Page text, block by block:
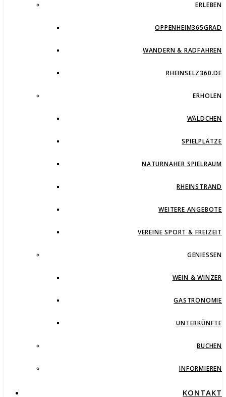
ERLEBEN
OPPENHEIM365GRAD
WANDERN & RADFAHREN
RHEINSELZ360.DE
ERHOLEN
WÄLDCHEN
SPIELPLÄTZE
NATURNAHER SPIELRAUM
RHEINSTRAND
WEITERE ANGEBOTE
VEREINE SPORT & FREIZEIT
GENIESSEN
WEIN & WINZER
GASTRONOMIE
UNTERKÜNFTE
BUCHEN
INFORMIEREN
KONTAKT